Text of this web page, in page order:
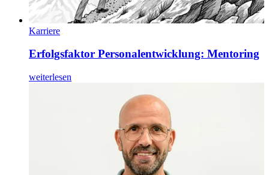
Karriere
Erfolgsfaktor Personalentwicklung: Mentoring
weiterlesen